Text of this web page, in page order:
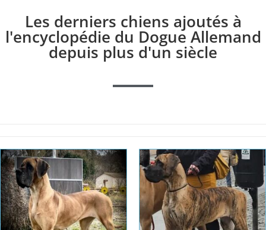
Les derniers chiens ajoutés à
l'encyclopédie du Dogue Allemand
depuis plus d'un siècle